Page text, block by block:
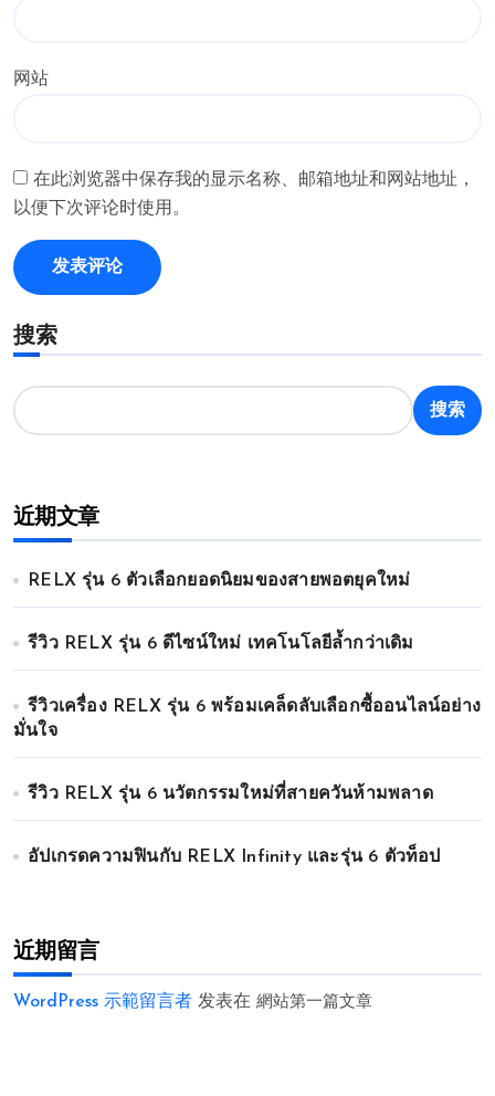
网站
在此浏览器中保存我的显示名称、邮箱地址和网站地址，
以便下次评论时使用。
搜索
搜索
近期文章
RELX รุ่น 6 ตัวเลือกยอดนิยมของสายพอตยุคใหม่
รีวิว RELX รุ่น 6 ดีไซน์ใหม่ เทคโนโลยีล้ำกว่าเดิม
รีวิวเครื่อง RELX รุ่น 6 พร้อมเคล็ดลับเลือกซื้ออนไลน์อย่าง
มั่นใจ
รีวิว RELX รุ่น 6 นวัตกรรมใหม่ที่สายควันห้ามพลาด
อัปเกรดความฟินกับ RELX Infinity และรุ่น 6 ตัวท็อป
近期留言
WordPress 示範留言者 发表在 網站第一篇文章